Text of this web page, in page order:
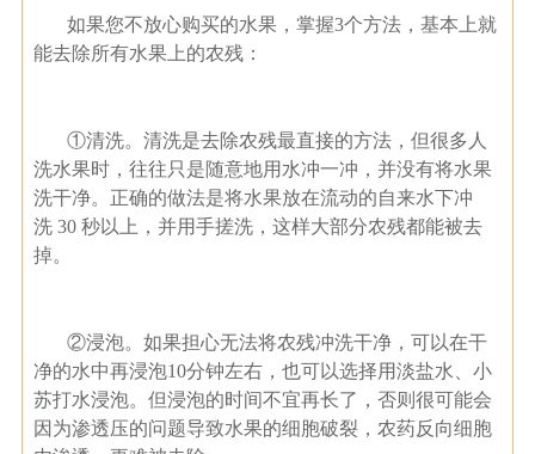
如果您不放心购买的水果，掌握3个方法，基本上就
能去除所有水果上的农残：
①清洗。清洗是去除农残最直接的方法，但很多人
洗水果时，往往只是随意地用水冲一冲，并没有将水果
洗干净。正确的做法是将水果放在流动的自来水下冲
洗 30 秒以上，并用手搓洗，这样大部分农残都能被去
掉。
②浸泡。如果担心无法将农残冲洗干净，可以在干
净的水中再浸泡10分钟左右，也可以选择用淡盐水、小
苏打水浸泡。但浸泡的时间不宜再长了，否则很可能会
因为渗透压的问题导致水果的细胞破裂，农药反向细胞